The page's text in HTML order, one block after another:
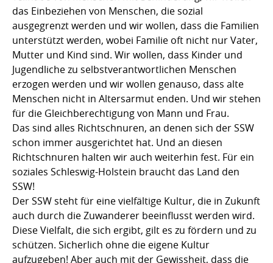
das Einbeziehen von Menschen, die sozial
ausgegrenzt werden und wir wollen, dass die Familien
unterstützt werden, wobei Familie oft nicht nur Vater,
Mutter und Kind sind. Wir wollen, dass Kinder und
Jugendliche zu selbstverantwortlichen Menschen
erzogen werden und wir wollen genauso, dass alte
Menschen nicht in Altersarmut enden. Und wir stehen
für die Gleichberechtigung von Mann und Frau.
Das sind alles Richtschnuren, an denen sich der SSW
schon immer ausgerichtet hat. Und an diesen
Richtschnuren halten wir auch weiterhin fest. Für ein
soziales Schleswig-Holstein braucht das Land den
SSW!
Der SSW steht für eine vielfältige Kultur, die in Zukunft
auch durch die Zuwanderer beeinflusst werden wird.
Diese Vielfalt, die sich ergibt, gilt es zu fördern und zu
schützen. Sicherlich ohne die eigene Kultur
aufzugeben! Aber auch mit der Gewissheit, dass die